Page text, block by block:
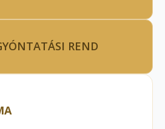
REND